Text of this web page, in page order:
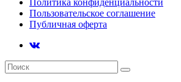
Пользовательское соглашение
Публичная оферта